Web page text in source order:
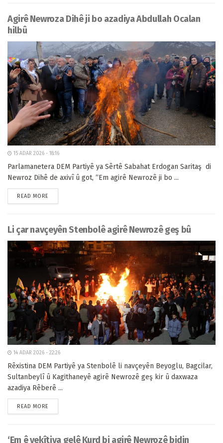
Agirê Newroza Dihê ji bo azadiya Abdullah Ocalan
hilbû
15 ADAR 2026 - 18:16
Parlamanetera DEM Partiyê ya Sêrtê Sabahat Erdogan Saritaş di
Newroz Dihê de axivî û got, “Em agirê Newrozê ji bo ...
READ MORE
Li çar navçeyên Stenbolê agirê Newrozê geş bû
14 ADAR 2026 - 22:26
Rêxistina DEM Partiyê ya Stenbolê li navçeyên Beyoglu, Bagcilar,
Sultanbeylî û Kagithaneyê agirê Newrozê geş kir û daxwaza
azadiya Rêberê ...
READ MORE
‘Em ê yekîtiya gelê Kurd bi agirê Newrozê bidin